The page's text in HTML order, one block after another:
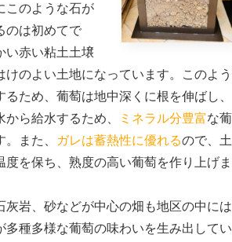
このような石が
のは初めてで
い赤い粘土土壌
けのよい土地になっています。このよう
ため、葡萄は地中深くに根を伸ばし、
ら給水するため、
ミネラル分豊富な葡
また、
ガレは蓄熱性に優れるので、土
度を保ち、熟度の高い葡萄を作り上げま
灰岩、砂などが中心の畑も地区の中には
多種多様な葡萄の味わいを生み出してい